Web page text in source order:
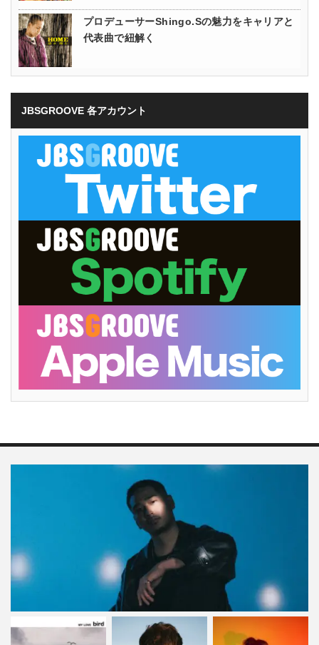
プロデューサーShingo.Sの魅力をキャリアと
代表曲で紐解く
JBSGROOVE 各アカウント